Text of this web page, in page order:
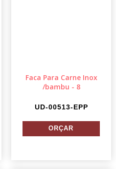
Faca Para Carne Inox
/bambu - 8
UD-00513-EPP